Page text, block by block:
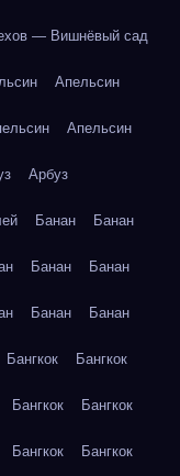
— Вишнёвый сад
Апельсин
Апельсин
Арбуз
Банан Банан
Банан Банан
Банан Банан
Бангкок Бангкок
Бангкок Бангкок
Бангкок Бангкок